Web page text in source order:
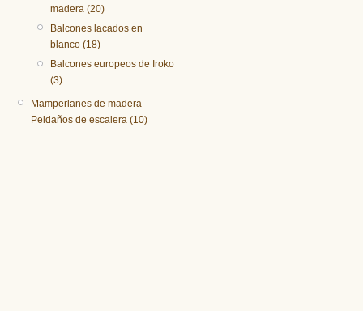
madera (20)
Balcones lacados en
blanco (18)
Balcones europeos de Iroko
(3)
Mamperlanes de madera-
Peldaños de escalera (10)